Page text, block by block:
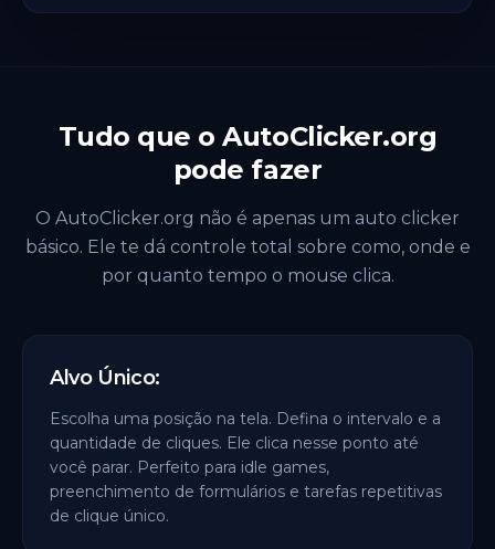
Tudo que o AutoClicker.org
pode fazer
O AutoClicker.org não é apenas um auto clicker
básico. Ele te dá controle total sobre como, onde e
por quanto tempo o mouse clica.
Alvo Único:
Escolha uma posição na tela. Defina o intervalo e a
quantidade de cliques. Ele clica nesse ponto até
você parar. Perfeito para idle games,
preenchimento de formulários e tarefas repetitivas
de clique único.